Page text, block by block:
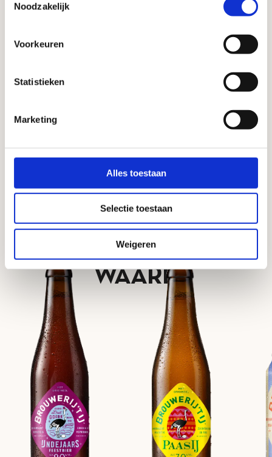
Noodzakelijk
Voorkeuren
Statistieken
Marketing
Alles toestaan
Selectie toestaan
Weigeren
Blik 33cl
Albert Heijn
OOK HET
PROBEREN
WAARD